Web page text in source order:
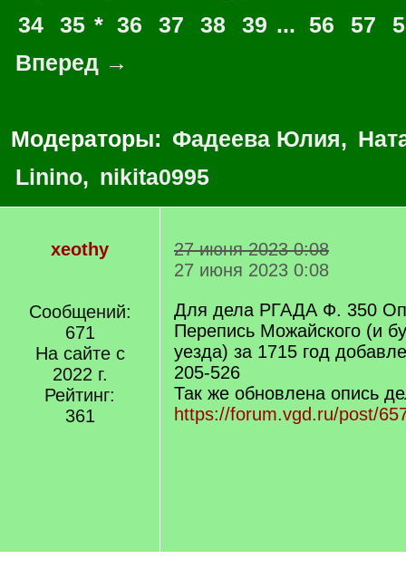
34
35 * 36 37 38 39 ... 56 57
Вперед →
Модераторы: Фадеева Юлия,
Linino, nikita0995
xeothy
Сообщений:
671
На сайте с
2022 г.
Рейтинг:
361
27 июня 2023 0:08
27 июня 2023 0:08
Для дела РГАДА Ф. 350
Перепись Можайского (и
уезда) за 1715 год
205-526
Так же обновлена опись
https://forum.vgd.ru/post/